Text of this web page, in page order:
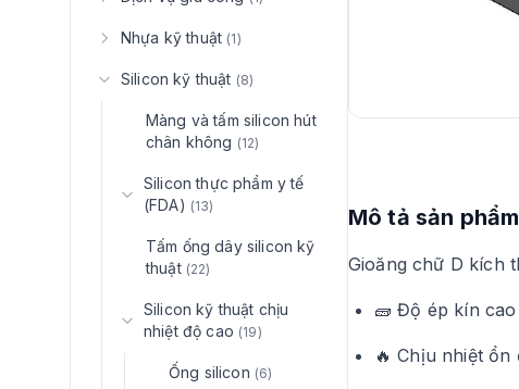
Nhựa kỹ thuật (1)
Silicon kỹ thuật (8)
Màng và tấm silicon hút
chân không (12)
Silicon thực phẩm y tế
(FDA) (13)
Tấm ống dây silicon kỹ
thuật (22)
Silicon kỹ thuật chịu
nhiệt độ cao (19)
Ống silicon (6)
Mô tả sản phẩm
Gioăng chữ D kích
🧱 Độ ép kín cao
🔥 Chịu nhiệt ổn